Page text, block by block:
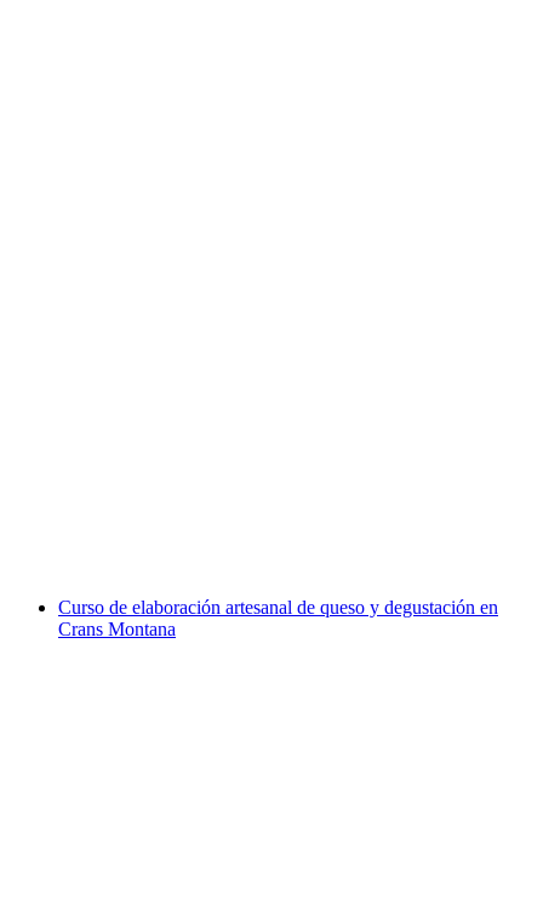
Curso de elaboración artesanal de queso y degustación en
Crans Montana